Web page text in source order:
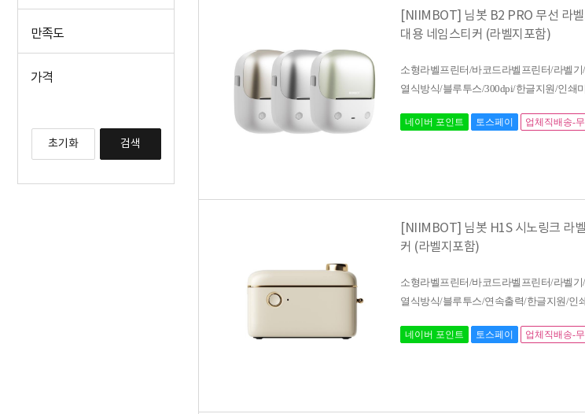
만족도
가격
초기화 검색
[NIIMBOT] 님봇 B2 PRO 무선 라
대용 네임스티커 (라벨지포함)
소형라벨프린터/바코드라벨프린터/라벨
열식방식/블루투스/300dpi/한글지원/인쇄
네이버 포인트 토스페이 업체직배송-
[NIIMBOT] 님봇 H1S 시노링크 라
커 (라벨지포함)
소형라벨프린터/바코드라벨프린터/라벨
열식방식/블루투스/연속출력/한글지원/인
네이버 포인트 토스페이 업체직배송-